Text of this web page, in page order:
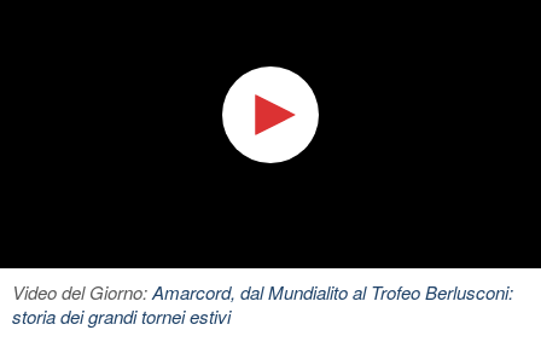
Video del Giorno:Amarcord, dal Mundialito al Trofeo Berlusconi:
storia dei grandi tornei estivi